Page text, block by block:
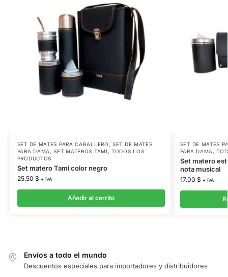
SET DE MATES PARA CABALLERO ,SET DE MATES
PARA DAMA ,SET MATEROS TAMI ,TODOS LOS
PRODUCTOS
Set matero Tami color negro
25.50 $ + IVA
Añadir al carrito
SET DE MATES
PARA DAMA ,
Set matero
nota musical
17.00 $ + IVA
Envíos a todo el mundo
Descuentos especiales para importadores y distribuidores